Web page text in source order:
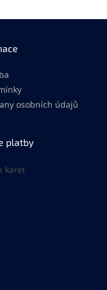
osobních údajů
platby